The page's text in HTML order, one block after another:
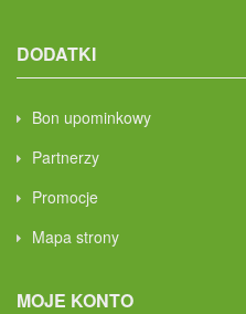
DODATKI
Bon upominkowy
Partnerzy
Promocje
Mapa strony
MOJE KONTO